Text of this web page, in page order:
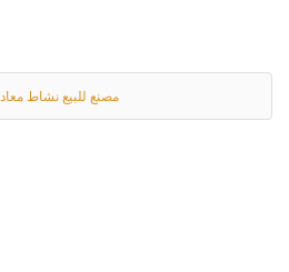
مصنع للبيع نشاط